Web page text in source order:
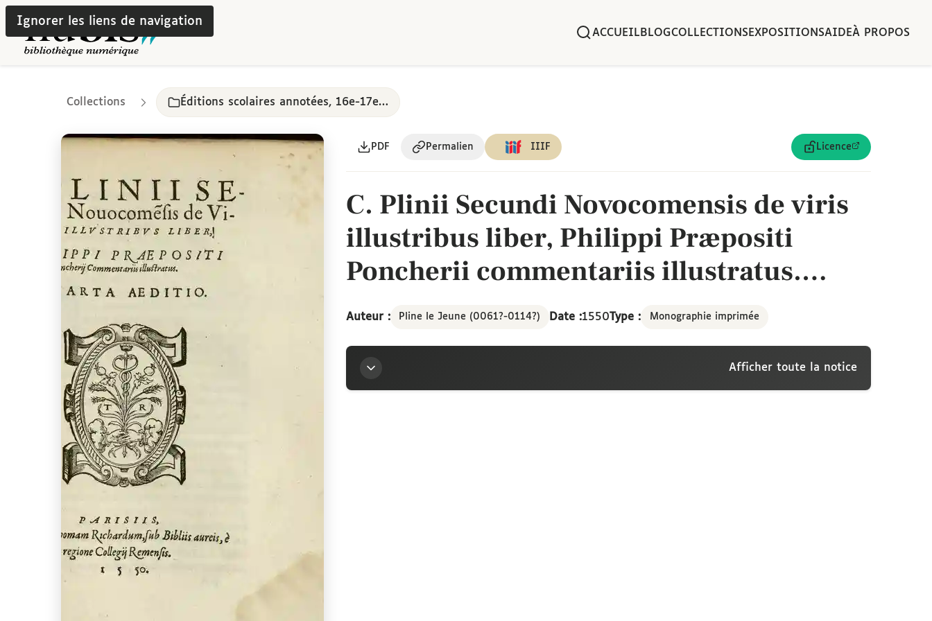
Ignorer les liens de navigation
ACCUEIL BLOGCOLLECTIONSEXPOSITIONSAIDEÀ PROPOS
Collections Éditions scolaires annotées, 16e-17e siècles
PDF Permalien IIIF Licence
C. Plinii Secundi Novocomensis de viris
illustribus liber, Philippi Præpositi
Poncherii commentariis illustratus.
Quarta æditio
Auteur : Pline le Jeune (0061?-0114?) Date :1550Type : Monographie imprimée
Afficher toute la notice